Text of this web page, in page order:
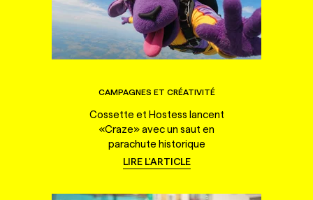
CAMPAGNES ET CRÉATIVITÉ
Cossette et Hostess lancent
«Craze» avec un saut en
parachute historique
LIRE L'ARTICLE